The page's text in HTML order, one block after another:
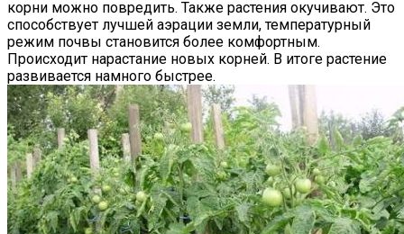
корни можно повредить. Также растения окучивают. Это
способствует лучшей аэрации земли, температурный
режим почвы становится более комфортным.
Происходит нарастание новых корней. В итоге растение
развивается намного быстрее.